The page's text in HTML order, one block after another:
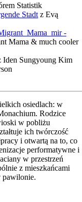
Statistik
Stadt z Evą
Mama ­ mir
Mama & much cooler
Iden Sungyoung Kim
osiedlach: w
Rodzice
w pobliżu
ich twórczość
i otwartą na to, co
performatywne i
w przestrzeń
z mieszkańcami
pawilonie.